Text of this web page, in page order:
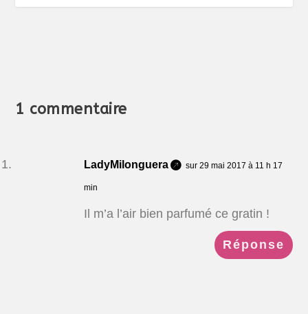
1 commentaire
LadyMilonguera sur 29 mai 2017 à 11 h 17
min
Il m’a l’air bien parfumé ce gratin !
Réponse